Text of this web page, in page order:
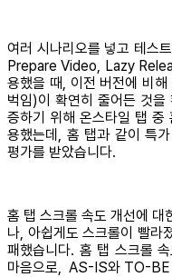
여러 시나리오를 넣고 테스
Prepare Video, Lazy
용했을 때, 이전 버전에 비
벅임)이 확연히 줄어든 것을
증하기 위해 온스타일 탭 중
용했는데, 홈 탭과 같이 특
평가를 받았습니다.
홈 탭 스크롤 속도 개선에 대
나, 아쉽게도 스크롤이 빨라
패했습니다. 홈 탭 스크롤
마음으로, AS-IS와 TO-BE